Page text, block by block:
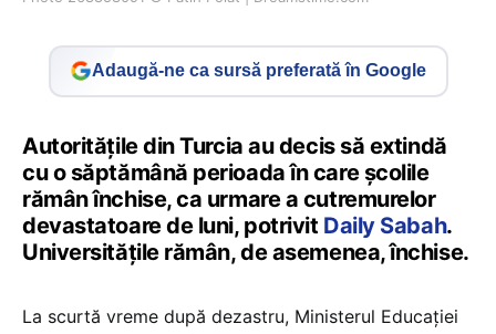
Adaugă-ne ca sursă preferată în Google
Autoritățile din Turcia au decis să extindă
cu o săptămână perioada în care școlile
rămân închise, ca urmare a cutremurelor
devastatoare de luni, potrivit Daily Sabah.
Universitățile rămân, de asemenea, închise.
La scurtă vreme după dezastru, Ministerul Educației